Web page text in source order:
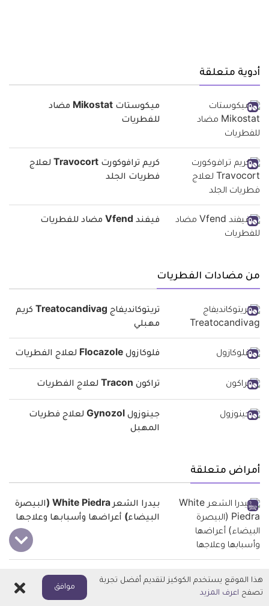
أدوية متعلقة
ميكوستات Mikostat مضاد
للفطريات
كريم ترافوكورت Travocort لعلاج
فطريات الجلد
فيفند Vfend مضاد للفطريات
من مضادات الفطريات
تريتوكانديفاج Treatocandivag كريم
مهبلي
فلوكازول Flocazole لعلاج الفطريات
تراكون Tracon لعلاج الفطريات
جينوزول Gynozol لعلاج فطريات
المهبل
أمراض متعلقة
بيدرا الشعر White Piedra (البيصرة
البيضاء) أعراضها وأسبابها وعلاجها
عدوى الكانديدا (داء المبيضات)
Candidiasis الأعراض والأنواع
هذا الموقع يستخدم الكوكيز لتقديم أفضل تجربة
تصفح اعرف المزيد
موافق اغلاق